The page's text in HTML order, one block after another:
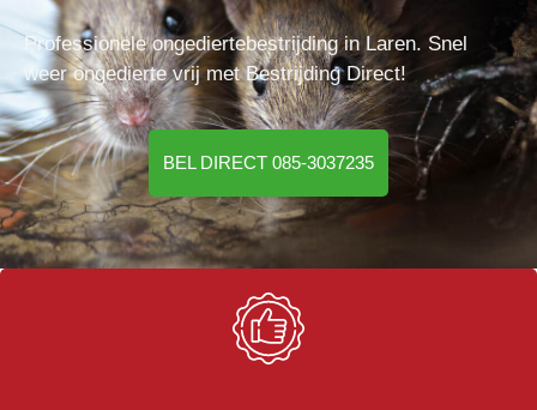
Professionele ongediertebestrijding in Laren. Snel
weer ongedierte vrij met Bestrijding Direct!
BEL DIRECT 085-3037235